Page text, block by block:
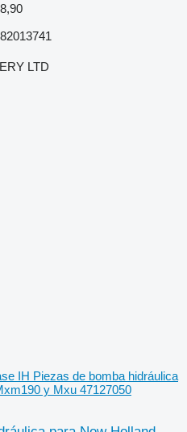
LTD
IH Piezas de bomba hidráulica
y Mxu 47127050